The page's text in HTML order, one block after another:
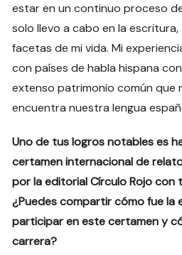
estar en un continuo proceso
solo llevo a cabo en la
facetas de mi vida. Mi
con países de habla hispana
extenso patrimonio común que
encuentra nuestra lengua
Uno de tus logros notables es
certamen internacional de
por la editorial Círculo Rojo con
¿Puedes compartir cómo fue la
participar en este certamen y
carrera?